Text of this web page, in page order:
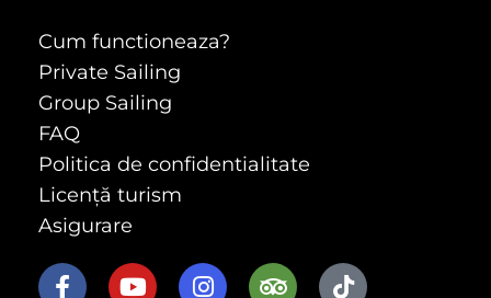
Cum functioneaza?
Private Sailing
Group Sailing
FAQ
Politica de confidentialitate
Licență turism
Asigurare